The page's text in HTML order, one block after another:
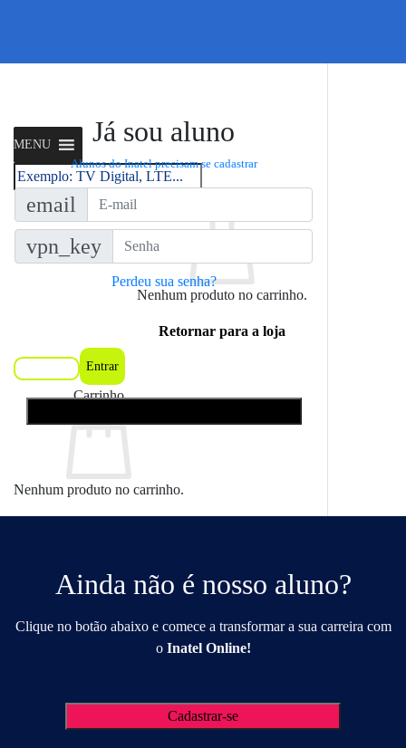
MENU
Pesquisar
por:
Nenhum produto no carrinho.
Retornar para a loja
Cadastrar Entrar
Carrinho
Nenhum produto no carrinho.
Já sou aluno
Alunos do Inatel precisam se cadastrar
email
vpn_key
Perdeu sua senha?
Ainda não é nosso aluno?
Clique no botão abaixo e comece a transformar a sua carreira com
o Inatel Online!
Cadastrar-se